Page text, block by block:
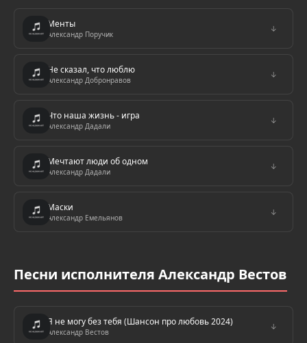
Менты
Александр Поручик
↓
Не сказал, что люблю
Александр Добронравов
↓
Что наша жизнь - игра
Александр Дадали
↓
Мечтают люди об одном
Александр Дадали
↓
Маски
Александр Емельянов
↓
Песни исполнителя Александр Вестов
Я не могу без тебя (Шансон про любовь 2024)
Александр Вестов
↓